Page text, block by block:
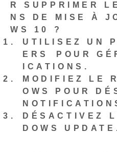
R SUPPRIMER
NS DE MISE À
WS 10 ?
UTILISEZ UN
ERS⁣ POUR
ICATIONS.
MODIFIEZ LE
OWS POUR
DÉSACTIVEZ
DOWS